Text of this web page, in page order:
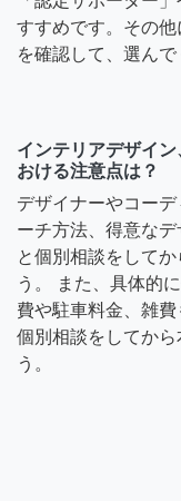
すすめです。その
を確認して、選んで
インテリアデザイ
おける注意点は？
デザイナーやコー
ーチ方法、得意な
と個別相談をして
う。 また、具体的
費や駐車料金、雑
個別相談をしてか
う。